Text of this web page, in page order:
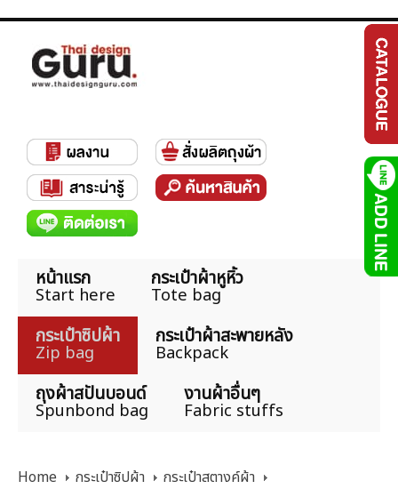
หน้าแรก
Start here
กระเป๋าผ้าหูหิ้ว
Tote bag
กระเป๋าซิปผ้า
Zip bag
กระเป๋าผ้าสะพายหลัง
Backpack
ถุงผ้าสปันบอนด์
Spunbond bag
งานผ้าอื่นๆ
Fabric stuffs
Home กระเป๋าซิปผ้า
กระเป๋าสตางค์ผ้า